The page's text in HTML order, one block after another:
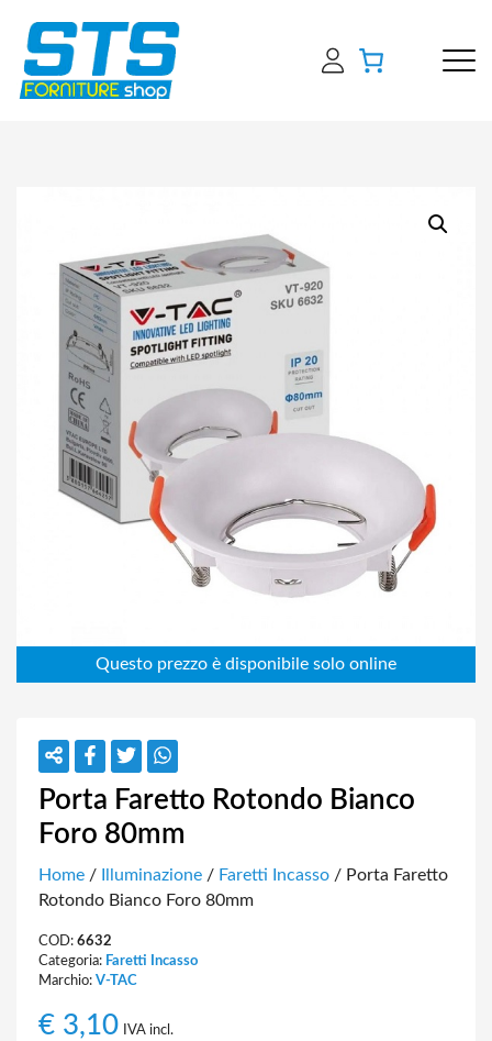
Porta Faretto Rotondo Bianco
Foro 80mm
Home / Illuminazione / Faretti Incasso / Porta Faretto
Rotondo Bianco Foro 80mm
COD: 6632
Categoria: Faretti Incasso
Marchio: V-TAC
€ 3,10 IVA incl.